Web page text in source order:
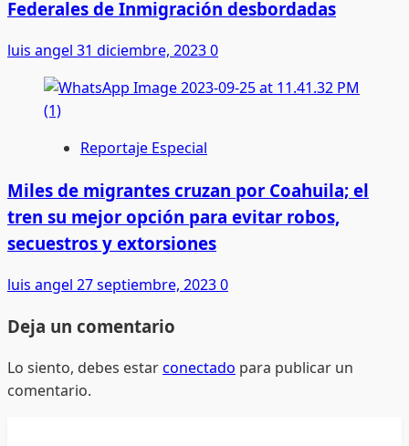
Federales de Inmigración desbordadas
luis angel 31 diciembre, 20230
Reportaje Especial
Miles de migrantes cruzan por Coahuila; el
tren su mejor opción para evitar robos,
secuestros y extorsiones
luis angel 27 septiembre, 20230
Deja un comentario
Lo siento, debes estarconectado para publicar un
comentario.